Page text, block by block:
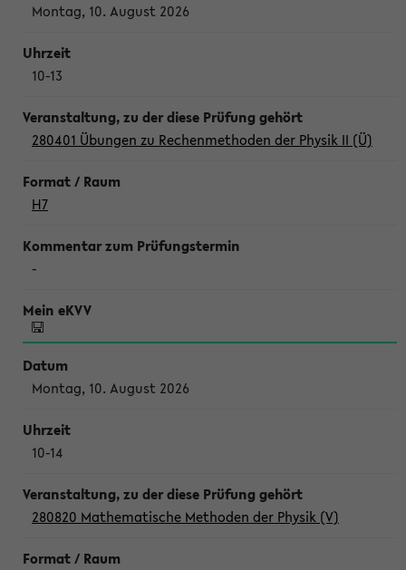
Montag, 10. August 2026
10-13
280401 Übungen zu Rechenmethoden der Physik II (Ü)
H7
-
Montag, 10. August 2026
10-14
280820 Mathematische Methoden der Physik (V)